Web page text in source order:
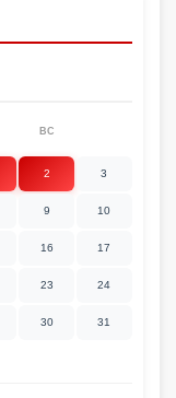
ВС
2 3
9 10
16 17
23 24
30 31